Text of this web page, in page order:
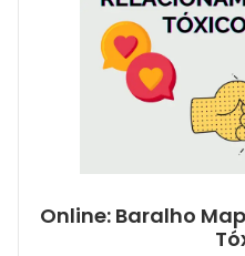
Online: Baralho